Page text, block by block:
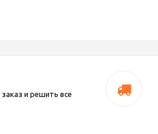
и решить все